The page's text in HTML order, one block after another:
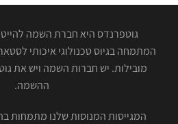
גוטפרנדס היא חברת השמה
המתמחה בגיוס טכנולוגי איכותי
מובילות. יש חברות השמה ויש את
ההשמה.
המגייסות המנוסות שלנו מתמחות